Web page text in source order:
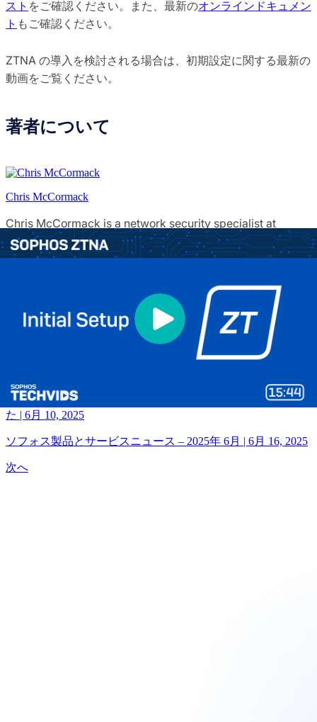
スト をご確認ください。また、最新のオンラインドキュメン
ト もご確認ください。
ZTNA の導入を検討される場合は、初期設定に関する最新の
動画をご覧ください。
著者について
Chris McCormack
Chris McCormack is a network security specialist at
Sophos where he has been focused on firewall and
network protection since joining Sophos in 2008. When
specializes in providing advice and insight into the latest
threats and network protection technologies and
strategies.
Sophos Emergency Incident Response の一般提供を開始しまし
た | 6月 10, 2025
ソフォス製品とサービスニュース – 2025年 6月 | 6月 16, 2025
次へ